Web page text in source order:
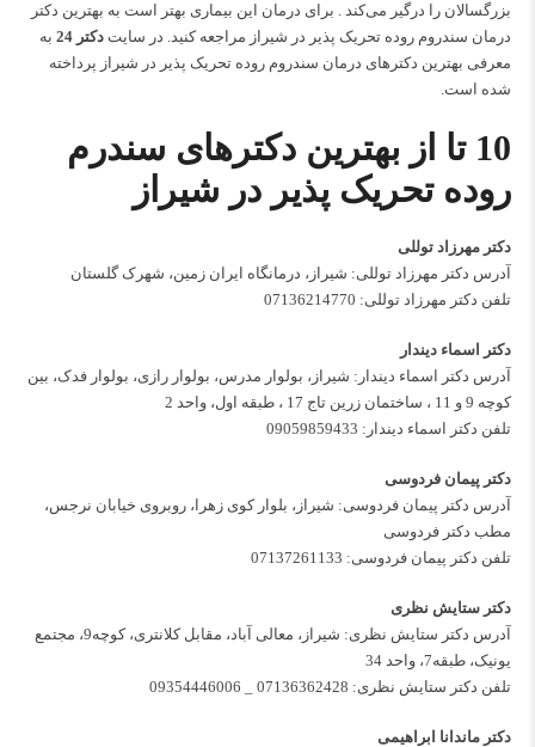
بزرگسالان را درگیر می‌کند . برای درمان این بیماری بهتر است به بهترین دکتر
درمان سندروم روده تحریک پذیر در شیراز مراجعه کنید. در سایت دکتر 24
به
معرفی بهترین دکترهای درمان سندروم روده تحریک پذیر در شیراز پرداخته
شده است.
10 تا از بهترین دکترهای سندرم
روده تحریک پذیر در شیراز
دکتر مهرزاد توللی
آدرس دکتر مهرزاد توللی: شیراز، درمانگاه ایران زمین، شهرک گلستان
تلفن دکتر مهرزاد توللی: 07136214770
دکتر اسماء دیندار
آدرس دکتر اسماء دیندار: شیراز، بولوار مدرس، بولوار رازی، بولوار فدک، بین
کوچه 9 و 11 ، ساختمان زرین تاج 17 ، طبقه اول، واحد 2
تلفن دکتر اسماء دیندار: 09059859433
دکتر پیمان فردوسی
آدرس دکتر پیمان فردوسی: شیراز، بلوار کوی زهرا، روبروی خیابان نرجس،
مطب دکتر فردوسی
تلفن دکتر پیمان فردوسی: 07137261133
دکتر ستایش نظری
آدرس دکتر ستایش نظری: شیراز، معالی آباد، مقابل کلانتری، کوچه9، مجتمع
یونیک، طبقه7، واحد 34
تلفن دکتر ستایش نظری: 07136362428
09354446006
دکتر ماندانا ابراهیمی